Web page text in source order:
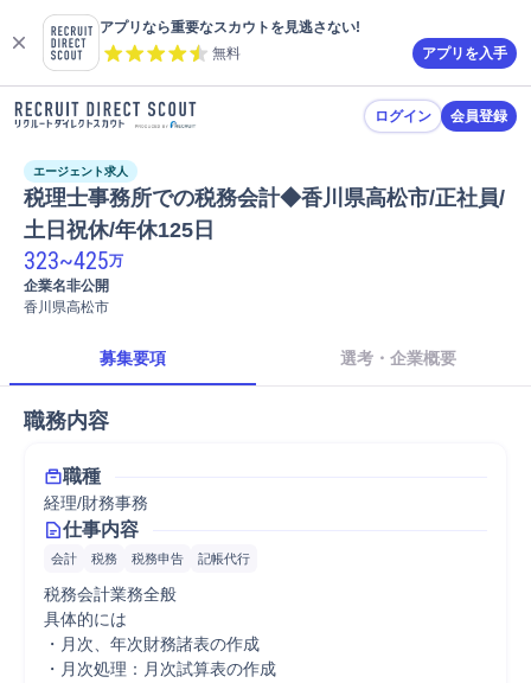
アプリなら重要なスカウトを見逃さない!
無料
アプリを入手
ログイン 会員登録
エージェント求人
税理士事務所での税務会計◆香川県高松市/正社員/
土日祝休/年休125日
323~425万
企業名非公開
香川県高松市
募集要項 選考・企業概要
職務内容
職種
経理/財務事務
仕事内容
会計 税務 税務申告 記帳代行
税務会計業務全般
具体的には
・月次、年次財務諸表の作成
・月次処理：月次試算表の作成